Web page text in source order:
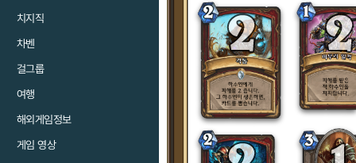
치지직
차벤
걸그룹
여행
해외게임정보
게임 영상